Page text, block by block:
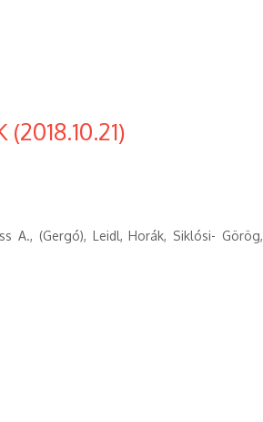
A., (Gergó), Leidl, Horák, Siklósi- Görög,